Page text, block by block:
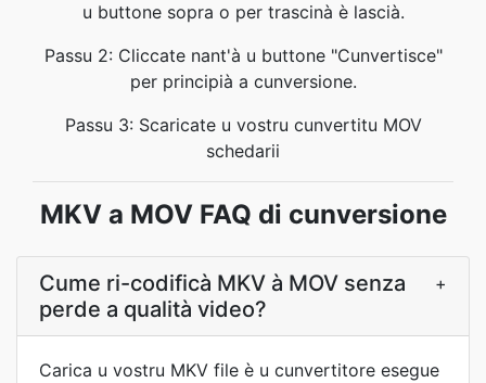
u buttone sopra o per trascinà è lascià.
Passu 2: Cliccate nant'à u buttone "Cunvertisce"
per principià a cunversione.
Passu 3: Scaricate u vostru cunvertitu MOV
schedarii
MKV a MOV FAQ di cunversione
Cume ri-codificà MKV à MOV senza
perde a qualità video?
+
Carica u vostru MKV file è u cunvertitore esegue